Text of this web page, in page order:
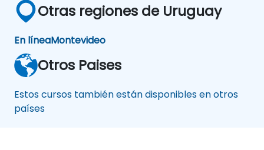
Otras regiones de Uruguay
En líneaMontevideo
Otros Paises
Estos cursos también están disponibles en otros
países